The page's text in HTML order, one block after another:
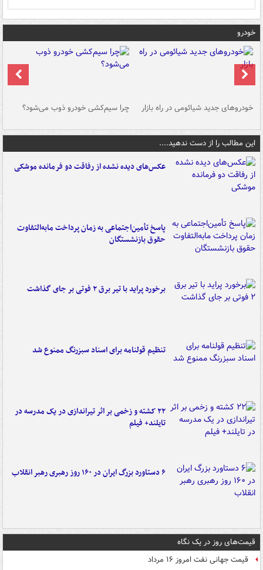
خودرو
خودروهای جدید شیائومی در راه بازار چرا سیم‌کشی خودرو ذوب می‌شود؟
این مطالب را از دست ندهید....
عکس‌های دیده نشده از رفاقت دو فرمانده‌ موشکی
پاسخ تأمین‌اجتماعی به زمان پرداخت مابه‌التفاوت
حقوق بازنشستگان
برخورد پراید با تیر برق ۲ فوتی بر جای گذاشت
تنظیم قولنامه برای اسناد سبزرنگ ممنوع شد
۲۲ کشته و زخمی بر اثر تیراندازی در یک مدرسه در
تایلند+ فیلم
۶ دستاورد بزرگ ایران در ۱۶۰ روز رهبری رهبر انقلاب
قیمت‌های روز در یک نگاه
قیمت جهانی نفت امروز ۱۶ مرداد